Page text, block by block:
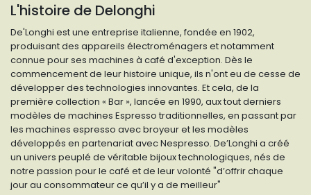
L'histoire de Delonghi
De'Longhi est une entreprise italienne, fondée en 1902,
produisant des appareils électroménagers et notamment
connue pour ses machines à café d'exception. Dès le
commencement de leur histoire unique, ils n'ont eu de cesse de
développer des technologies innovantes. Et cela, de la
première collection « Bar », lancée en 1990, aux tout derniers
modèles de machines Espresso traditionnelles, en passant par
les machines espresso avec broyeur et les modèles
développés en partenariat avec Nespresso. De’Longhi a créé
un univers peuplé de véritable bijoux technologiques, nés de
notre passion pour le café et de leur volonté "d’offrir chaque
jour au consommateur ce qu’il y a de meilleur"